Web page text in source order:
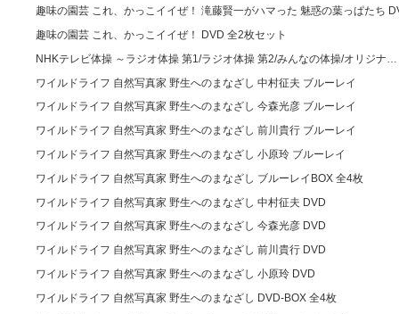
趣味の園芸 これ、かっこイイぜ！ 滝藤賢一がハマった 魅惑の葉っぱたち
趣味の園芸 これ、かっこイイぜ！ DVD 全2枚セット
NHKテレビ体操 ～ラジオ体操 第1/ラジオ体操 第2/みんなの体操/オリジナ…
ワイルドライフ 自然写真家 野生へのまなざし 中村征夫 ブルーレイ
ワイルドライフ 自然写真家 野生へのまなざし 今森光彦 ブルーレイ
ワイルドライフ 自然写真家 野生へのまなざし 前川貴行 ブルーレイ
ワイルドライフ 自然写真家 野生へのまなざし 小原玲 ブルーレイ
ワイルドライフ 自然写真家 野生へのまなざし ブルーレイBOX 全4枚
ワイルドライフ 自然写真家 野生へのまなざし 中村征夫 DVD
ワイルドライフ 自然写真家 野生へのまなざし 今森光彦 DVD
ワイルドライフ 自然写真家 野生へのまなざし 前川貴行 DVD
ワイルドライフ 自然写真家 野生へのまなざし 小原玲 DVD
ワイルドライフ 自然写真家 野生へのまなざし DVD-BOX 全4枚